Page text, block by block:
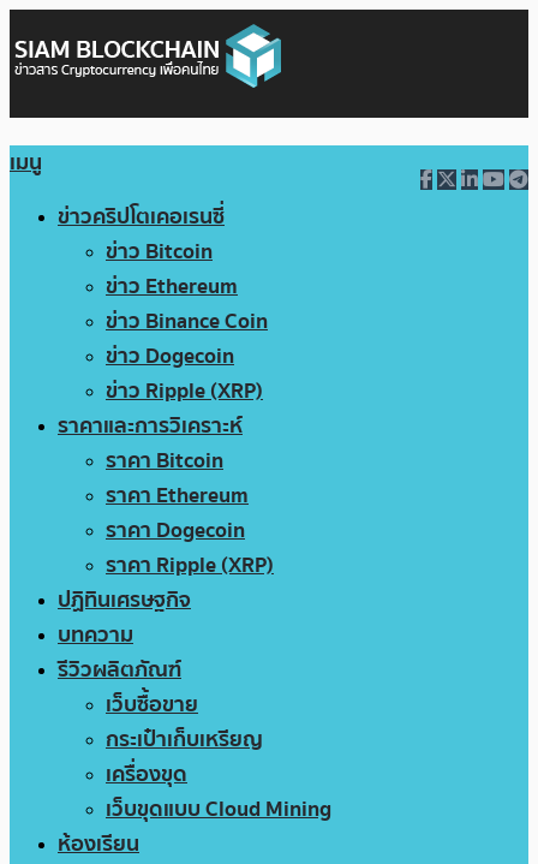
เมนู
ข่าวคริปโตเคอเรนซี่
ข่าว Bitcoin
ข่าว Ethereum
ข่าว Binance Coin
ข่าว Dogecoin
ข่าว Ripple (XRP)
ราคาและการวิเคราะห์
ราคา Bitcoin
ราคา Ethereum
ราคา Dogecoin
ราคา Ripple (XRP)
ปฏิทินเศรษฐกิจ
บทความ
รีวิวผลิตภัณฑ์
เว็บซื้อขาย
กระเป๋าเก็บเหรียญ
เครื่องขุด
เว็บขุดแบบ Cloud Mining
ห้องเรียน